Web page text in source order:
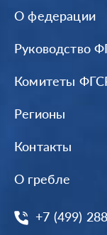
О федерации
Руководство
Комитеты
Регионы
Контакты
О гребле
+7 (499)